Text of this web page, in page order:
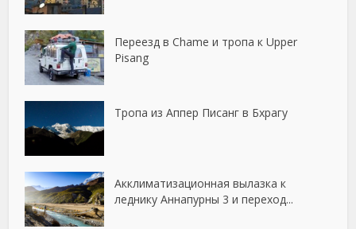
Переезд в Chame и тропа к Upper
Pisang
Тропа из Аппер Писанг в Бхрагу
Акклиматизационная вылазка к
леднику Аннапурны 3 и переход...